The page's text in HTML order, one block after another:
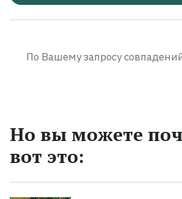
Экранизации
По Вашему запросу
Но вы можете
вот это: